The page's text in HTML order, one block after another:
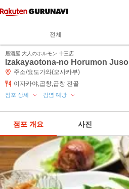
전체
居酒屋 大人のホルモン 十三店
Izakayaotona-no Horumon Juso
주소/요도가와(오사카부)
이자카야,곱창,곱창 전골
점포 상세 감염 예방
점포 개요 사진